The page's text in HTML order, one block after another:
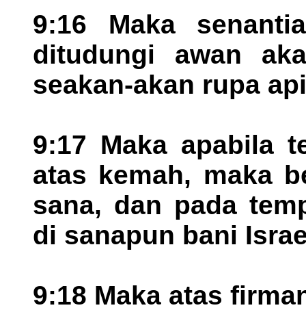
9:16 Maka
ditudungi awan
seakan-akan rupa
9:17 Maka apabila
atas kemah, maka
sana, dan pada
di sanapun bani
9:18 Maka atas